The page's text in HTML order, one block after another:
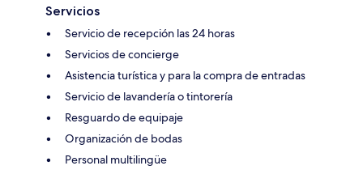
Servicios
Servicio de recepción las 24 horas
Servicios de concierge
Asistencia turística y para la compra de entradas
Servicio de lavandería o tintorería
Resguardo de equipaje
Organización de bodas
Personal multilingüe